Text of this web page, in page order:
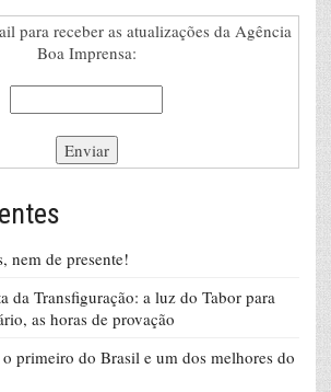
para receber as atualizações da Agência
Boa Imprensa:
nem de presente!
da Transfiguração: a luz do Tabor para
as horas de provação
primeiro do Brasil e um dos melhores do